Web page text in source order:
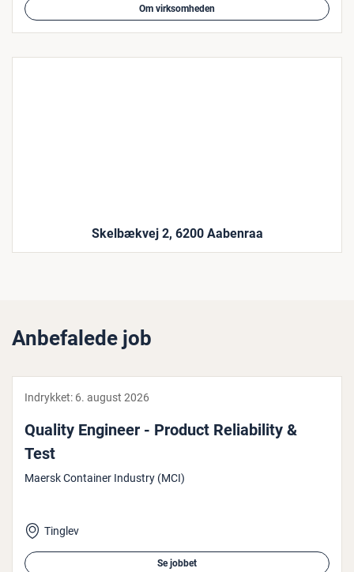
Om virksomheden
Skelbækvej 2, 6200 Aabenraa
Anbefalede job
Indrykket: 6. august 2026
Quality Engineer - Product Re­li­a­bi­li­ty &
Test
Maersk Container Industry (MCI)
Tinglev
Se jobbet